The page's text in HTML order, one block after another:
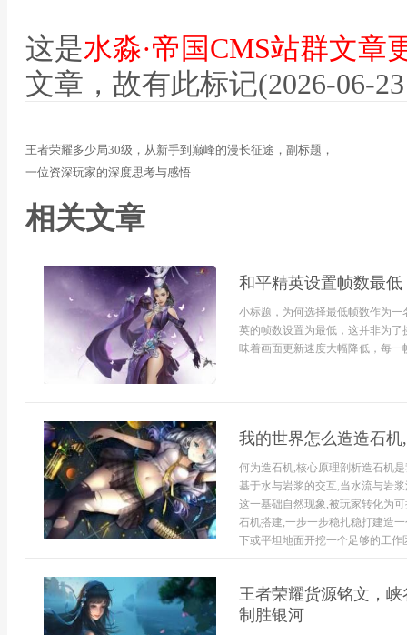
这是水淼·帝国CMS站群文章
文章，故有此标记(2026-06-
王者荣耀多少局30级，从新手到巅峰的漫长征途，副标题，
一位资深玩家的深度思考与感悟
相关文章
和平精英设置帧数最
小标题，为何选择最低帧数作为
英的帧数设置为最低，这并非为
味着画面更新速度大幅降低，每
我的世界怎么造造石
何为造石机,核心原理剖析造石机
基于水与岩浆的交互,当水流与岩
这一基础自然现象,被玩家转化为
石机搭建,一步一步稳扎稳打建造
下或平坦地面开挖一个足够的工作
王者荣耀货源铭文，
制胜银河